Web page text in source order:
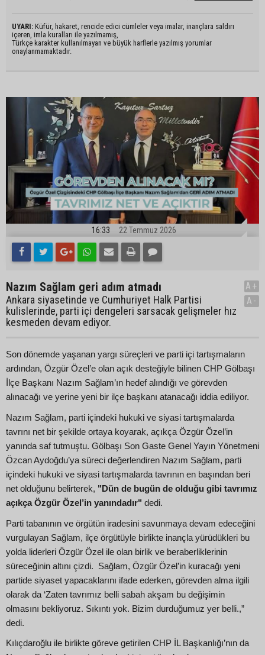
UYARI: Küfür, hakaret, rencide edici cümleler veya imalar, inançlara saldırı
içeren, imla kuralları ile yazılmamış,
Türkçe karakter kullanılmayan ve büyük harflerle yazılmış yorumlar
onaylanmamaktadır.
16:33 22 Temmuz 2026
Nazım Sağlam geri adım atmadı
Ankara siyasetinde ve Cumhuriyet Halk Partisi
kulislerinde, parti içi dengeleri sarsacak gelişmeler hız
kesmeden devam ediyor.
A+
A-
Son dönemde yaşanan yargı süreçleri ve parti içi tartışmaların
ardından, Özgür Özel’e olan açık desteğiyle bilinen CHP Gölbaşı
İlçe Başkanı Nazım Sağlam’ın hedef alındığı ve görevden
alınacağı ve yerine yeni bir ilçe başkanı atanacağı iddia ediliyor.
Nazım Sağlam, parti içindeki hukuki ve siyasi tartışmalarda
tavrını net bir şekilde ortaya koyarak, açıkça Özgür Özel’in
yanında saf tutmuştu. Gölbaşı Son Gaste Genel Yayın Yönetmeni
Özcan Aydoğdu’ya süreci değerlendiren Nazım Sağlam, parti
içindeki hukuki ve siyasi tartışmalarda tavrının en başından beri
net olduğunu belirterek, "Dün de bugün de olduğu gibi tavrımız
açıkça Özgür Özel’in yanındadır" dedi.
Parti tabanının ve örgütün iradesini savunmaya devam edeceğini
vurgulayan Sağlam, ilçe örgütüyle birlikte inançla yürüdükleri bu
yolda liderleri Özgür Özel ile olan birlik ve beraberliklerinin
süreceğinin altını çizdi. Sağlam, Özgür Özel’in kuracağı yeni
partide siyaset yapacaklarını ifade ederken, görevden alma ilgili
olarak da ‘Zaten tavrımız belli sabah akşam bu değişimin
olmasını bekliyoruz. Sıkıntı yok. Bizim durduğumuz yer belli.,”
dedi.
Kılıçdaroğlu ile birlikte göreve getirilen CHP İL Başkanlığı’nın da